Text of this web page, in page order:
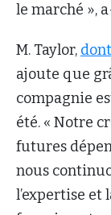
le marché »,
M. Taylor,
ajoute que
compagnie
été. « Notre
futures
nous
l’expertise et